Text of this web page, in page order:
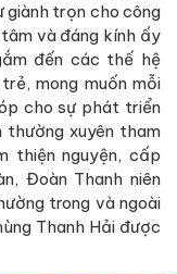
giành trọn cho công
và đáng kính ấy
đến các thế hệ
mong muốn mỗi
cho sự phát triển
thường xuyên tham
thiện nguyện, cấp
Đoàn Thanh niên
trong và ngoài
Thanh Hải được